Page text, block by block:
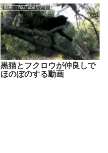
動画（YouTubeなど）
黒猫とフクロウが仲良しで
ほのぼのする動画